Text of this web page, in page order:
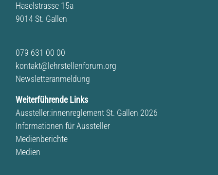
Haselstrasse 15a
9014 St. Gallen
079 631 00 00
kontakt@lehrstellenforum.org
Newsletteranmeldung
Weiterführende Links
Aussteller:innenreglement St. Gallen 2026
Informationen für Aussteller
Medienberichte
Medien